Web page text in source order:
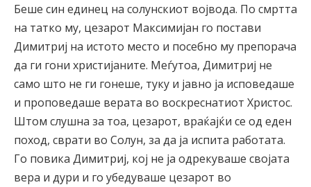
Беше син единец на солунскиот војвода. По смртта
на татко му, цезарот Максимијан го постави
Димитриј на истото место и посебно му препорача
да ги гони христијаните. Меѓутоа, Димитриј не
само што не ги гонеше, туку и јавно ја исповедаше
и проповедаше верата во воскреснатиот Христос.
Штом слушна за тоа, цезарот, враќајќи се од еден
поход, сврати во Солун, за да ја испита работата.
Го повика Димитриј, кој не ја одрекуваше својата
вера и дури и го убедуваше цезарот во